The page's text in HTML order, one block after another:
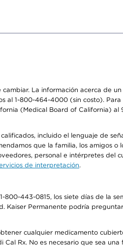
La información acerca de
al 1-800-464-4000 (sin costo). Para
(Medical Board of California) al
incluido el lenguaje de
que la familia, los amigos o
personal e intérpretes del
de interpretación.
443-0815, los siete días de la
Kaiser Permanente podría
cualquier medicamento
Rx. No es necesario que sea una